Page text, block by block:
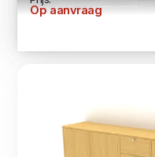
Op aanvraag